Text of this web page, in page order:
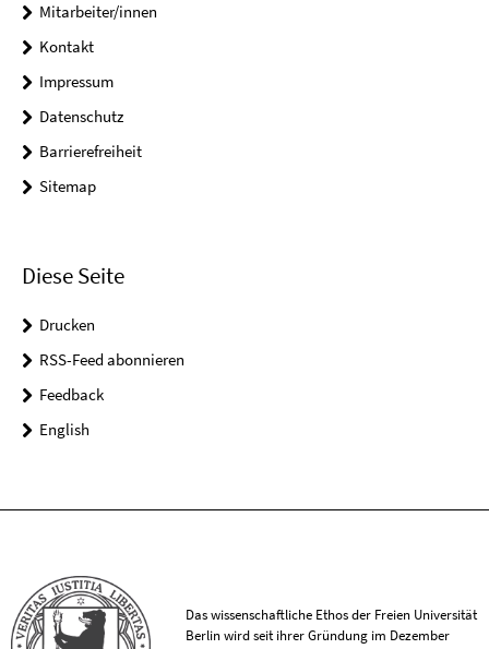
Mitarbeiter/innen
Kontakt
Impressum
Datenschutz
Barrierefreiheit
Sitemap
Diese Seite
Drucken
RSS-Feed abonnieren
Feedback
English
Das wissenschaftliche Ethos der Freien Universität
Berlin wird seit ihrer Gründung im Dezember